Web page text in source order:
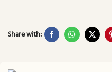
Share with: